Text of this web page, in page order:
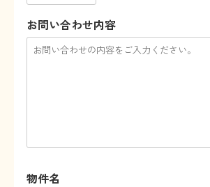
お問い合わせ内容
物件名